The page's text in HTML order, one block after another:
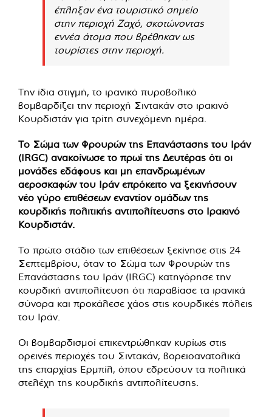
έπληξαν ένα τουριστικό σημείο
στην περιοχή Ζαχό, σκοτώνοντας
εννέα άτομα που βρέθηκαν ως
τουρίστες στην περιοχή.
Την ίδια στιγμή, το ιρανικό πυροβολικό
βομβαρδίζει την περιοχή Σιντακάν στο ιρακινό
Κουρδιστάν για τρίτη συνεχόμενη ημέρα.
Το Σώμα των Φρουρών της Επανάστασης του Ιράν
(IRGC) ανακοίνωσε το πρωί της Δευτέρας ότι οι
μονάδες εδάφους και μη επανδρωμένων
αεροσκαφών του Ιράν επρόκειτο να ξεκινήσουν
νέο γύρο επιθέσεων εναντίον ομάδων της
κουρδικής πολιτικής αντιπολίτευσης στο Ιρακινό
Κουρδιστάν.
Το πρώτο στάδιο των επιθέσεων ξεκίνησε στις 24
Σεπτεμβρίου, όταν το Σώμα των Φρουρών της
Επανάστασης του Ιράν (IRGC) κατηγόρησε την
κουρδική αντιπολίτευση ότι παραβίασε τα ιρανικά
σύνορα και προκάλεσε χάος στις κουρδικές πόλεις
του Ιράν.
Οι βομβαρδισμοί επικεντρώθηκαν κυρίως στις
ορεινές περιοχές του Σιντακάν, βορειοανατολικά
της επαρχίας Ερμπίλ, όπου εδρεύουν τα πολιτικά
στελέχη της κουρδικής αντιπολίτευσης.